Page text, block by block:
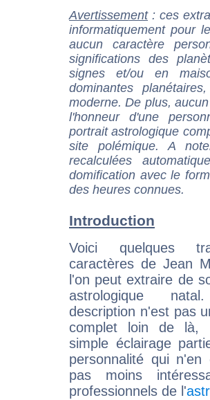
Avertissement: ces
informatiquement pour
aucun caractère
significations des
signes et/ou en
dominantes
moderne. De plus,
l'honneur d'une
portrait astrologique
site polémique. A
recalculées
domification avec le
des heures connues.
Introduction
Voici quelques
caractères de Jean
l'on peut extraire de
astrologique
description n'est pas
complet loin de là,
simple éclairage
personnalité qui n'en
pas moins
professionnels de l'